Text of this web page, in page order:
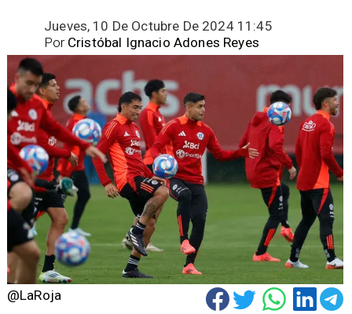
Jueves, 10 De Octubre De 2024 11:45
Cristóbal Ignacio Adones Reyes
Por
@LaRoja